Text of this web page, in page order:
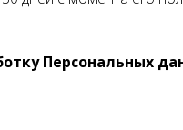
Персональных